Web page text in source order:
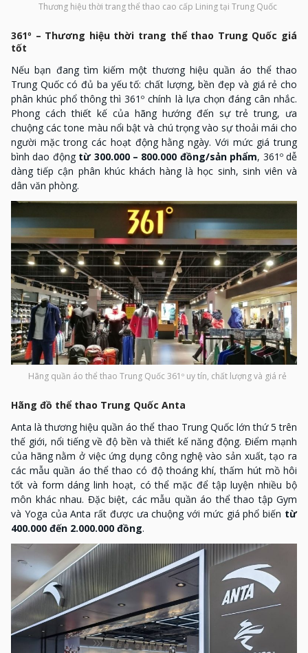
Thương hiệu thời trang thể thao cao cấp Lining tại Trung Quốc
361º – Thương hiệu thời trang thể thao Trung Quốc giá
tốt
Nếu bạn đang tìm kiếm một thương hiệu quần áo thể thao
Trung Quốc có đủ ba yếu tố: chất lượng, bền đẹp và giá rẻ cho
phân khúc phổ thông thì 361º chính là lựa chọn đáng cân nhắc.
Phong cách thiết kế của hãng hướng đến sự trẻ trung, ưa
chuộng các tone màu nổi bật và chú trọng vào sự thoải mái cho
người mặc trong các hoạt động hằng ngày. Với mức giá trung
bình dao động từ 300.000 – 800.000 đồng/sản phẩm, 361º dễ
dàng tiếp cận phân khúc khách hàng là học sinh, sinh viên và
dân văn phòng.
Hãng quần áo thể thao Trung Quốc 361º uy tín, chất lượng và giá rẻ
Hãng đồ thể thao Trung Quốc Anta
Anta là thương hiệu quần áo thể thao Trung Quốc lớn thứ 5 trên
thế giới, nổi tiếng về độ bền và thiết kế năng động. Điểm mạnh
của hãng nằm ở việc ứng dụng công nghệ vào sản xuất, tạo ra
các mẫu quần áo thể thao có độ thoáng khí, thấm hút mồ hôi
tốt và form dáng linh hoạt, có thể mặc để tập luyện nhiều bộ
môn khác nhau. Đặc biệt, các mẫu quần áo thể thao tập Gym
và Yoga của Anta rất được ưa chuộng với mức giá phổ biến từ
400.000 đến 2.000.000 đồng.